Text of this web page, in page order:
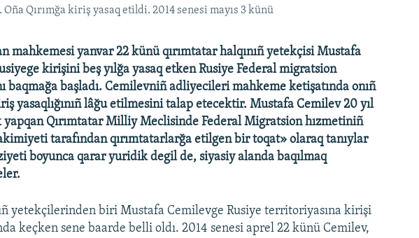
Qırımğa kiriş yasaq etildi. 2014 senesi mayıs 3 künü
mahkemesi yanvar 22 künü qırımtatar halqınıñ yetekçisi Mustafa
kirişini beş yılğa yasaq etken Rusiye Federal migratsion
baqmağa başladı. Cemilevniñ adliyecileri mahkeme ketişatında onıñ
yasaqlığınıñ lâğu etilmesini talap etecektir. Mustafa Cemilev 20 yıl
yapqan Qırımtatar Milliy Meclisinde Federal Migratsion hızmetiniñ
akimiyeti tarafından qırımtatarlarğa etilgen bir toqat» olaraq tanıylar
boyunca qarar yuridik degil de, siyasiy alanda baqılmaq
yetekçilerinden biri Mustafa Cemilevge Rusiye territoriyasına kirişi
keçken sene baarde belli oldı. 2014 senesi aprel 22 künü Cemilev,